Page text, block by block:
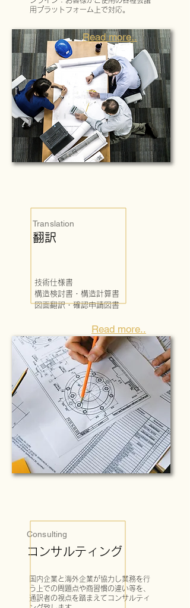
用プラットフォーム上で対応。
Read more..
技術仕様書
構造検討書・構造計算書
図面翻訳・確認申請図書
Read more..
翻訳
Translation
コンサルティング
Consulting
国内企業と海外企業が協力し業務を行
う上での問題点や商習慣の違い等を、
通訳者の視点を踏まえてコンサルティ